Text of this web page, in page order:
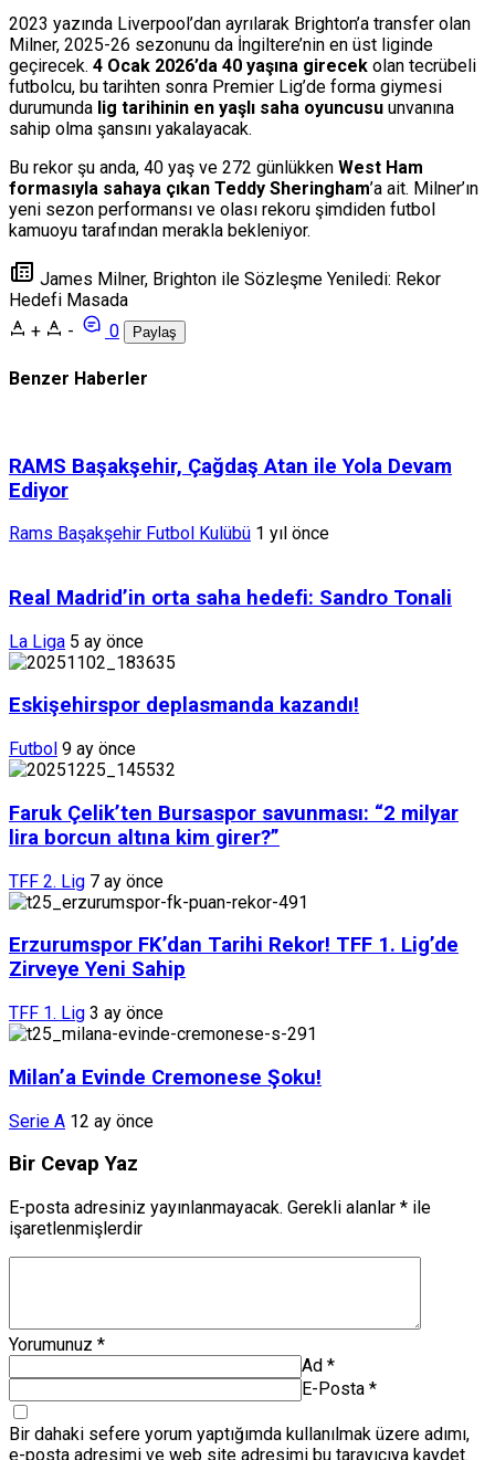
2023 yazında Liverpool’dan ayrılarak Brighton’a transfer olan
Milner, 2025-26 sezonunu da İngiltere’nin en üst liginde
geçirecek. 4 Ocak 2026’da 40 yaşına girecek olan tecrübeli
futbolcu, bu tarihten sonra Premier Lig’de forma giymesi
durumunda lig tarihinin en yaşlı saha oyuncusu unvanına
sahip olma şansını yakalayacak.
Bu rekor şu anda, 40 yaş ve 272 günlükken West Ham
formasıyla sahaya çıkan Teddy Sheringham’a ait. Milner’ın
yeni sezon performansı ve olası rekoru şimdiden futbol
kamuoyu tarafından merakla bekleniyor.
James Milner, Brighton ile Sözleşme Yeniledi: Rekor
Hedefi Masada
+
- 0 Paylaş
Benzer Haberler
RAMS Başakşehir, Çağdaş Atan ile Yola Devam
Ediyor
Rams Başakşehir Futbol Kulübü 1 yıl önce
Real Madrid’in orta saha hedefi: Sandro Tonali
La Liga 5 ay önce
Eskişehirspor deplasmanda kazandı!
Futbol 9 ay önce
Faruk Çelik’ten Bursaspor savunması: “2 milyar
lira borcun altına kim girer?”
TFF 2. Lig 7 ay önce
Erzurumspor FK’dan Tarihi Rekor! TFF 1. Lig’de
Zirveye Yeni Sahip
TFF 1. Lig 3 ay önce
Milan’a Evinde Cremonese Şoku!
Serie A 12 ay önce
Bir Cevap Yaz
E-posta adresiniz yayınlanmayacak. Gerekli alanlar * ile
işaretlenmişlerdir
Yorumunuz *
Ad *
E-Posta *
Bir dahaki sefere yorum yaptığımda kullanılmak üzere adımı,
e-posta adresimi ve web site adresimi bu tarayıcıya kaydet.